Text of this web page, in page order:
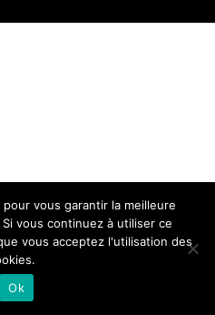
vous garantir la meilleure
vous continuez à utiliser ce
vous acceptez l'utilisation des
Ok